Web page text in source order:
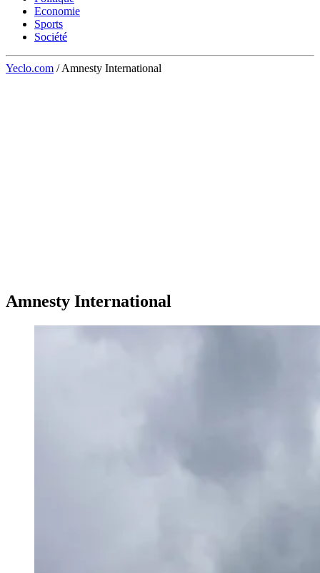
Economie
Sports
Société
Yeclo.com / Amnesty International
Amnesty International